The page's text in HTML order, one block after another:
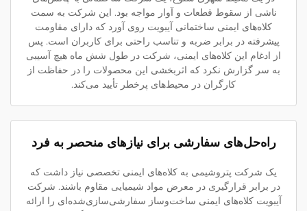
ناشی از سقوط قطعات و آوار مواجه بود. این شرکت به سمت
کلاه‌های ایمنی ساختمانی آیبویت روی آورد که دارای مقاومت
پیشرفته در برابر ضربه و تناسب راحتی برای کاربران است. پس
از ادغام این کلاه‌های ایمنی، شرکت در طول شش ماه هیچ آسیبی
به سر گزارش نکرد که اثربخشی این محصولات را در حفاظت از
کارگران در محیط‌های پرخطر تأیید می‌کند.
راه‌حل‌های سفارشی برای نیازهای منحصر به فرد
یک شرکت پتروشیمی به کلاه‌های ایمنی تخصصی نیاز داشت که
در برابر قرارگیری در معرض مواد شیمیایی مقاوم باشند. شرکت
آیبویت کلاه‌های ایمنی ساخت‌وساز سفارشی‌سازی‌شده‌ای را ارائه